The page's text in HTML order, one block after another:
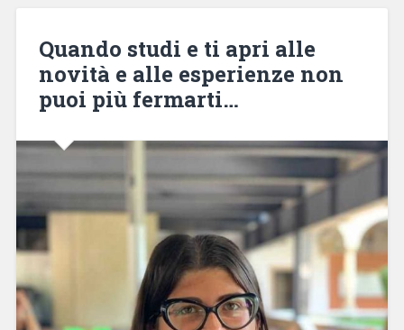
Quando studi e ti apri alle
novità e alle esperienze non
puoi più fermarti…